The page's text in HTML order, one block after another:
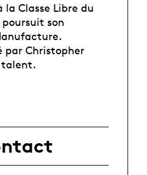
la Classe Libre du
son
par Christopher
talent.